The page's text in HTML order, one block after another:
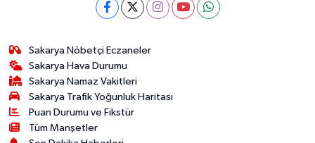
Sakarya Nöbetçi Eczaneler
Sakarya Hava Durumu
Sakarya Namaz Vakitleri
Sakarya Trafik Yoğunluk Haritası
Puan Durumu ve Fikstür
Tüm Manşetler